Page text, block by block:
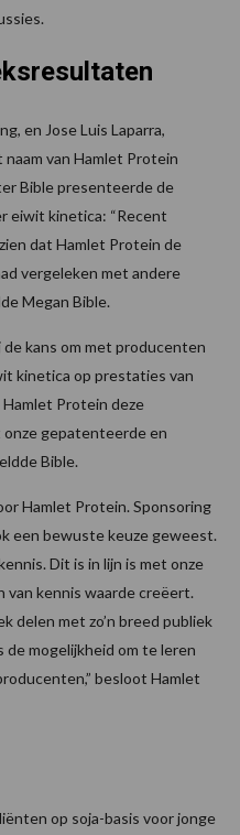
en Jose Luis Laparra,
van Hamlet Protein
Bible presenteerde de
eiwit kinetica: “Recent
dat Hamlet Protein de
vergeleken met andere
Megan Bible.
de kans om met producenten
kinetica op prestaties van
Protein deze
gepatenteerde en
Bible.
Hamlet Protein. Sponsoring
een bewuste keuze geweest.
Dit is in lijn is met onze
kennis waarde creëert.
delen met zo’n breed publiek
mogelijkheid om te leren
besloot Hamlet
op soja-basis voor jonge